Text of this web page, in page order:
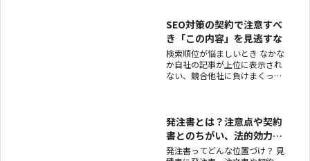
ということくらいだろうから、
細かい書面はあまり読む気が進
まない…なんて方もいるかもし
れません。 しかし
SEO対策の契約で注意すべ
き「この内容」を見逃すな
検索順位が悩ましいとき なかな
か自社の記事が上位に表示され
ない、競合他社に負けまくって
のかよくわからないけれど、順
位が上がるというなら依頼した
いという会社は多いです。 実際
にSEOは、順位の変動はあ
発注書とは？注意点や契約
書とのちがい、法的効力を
解説。
発注書ってどんな位置づけ？ 見